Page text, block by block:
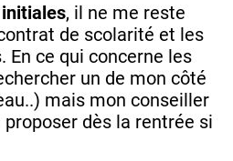
, il ne me reste
de scolarité et les
En ce qui concerne les
un de mon côté
mais mon conseiller
proposer dès la rentrée si